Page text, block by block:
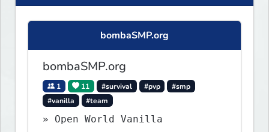
bombaSMP.org
bombaSMP.org
1 11 #survival #pvp
#smp
#vanilla
#team
» Open World Vanilla